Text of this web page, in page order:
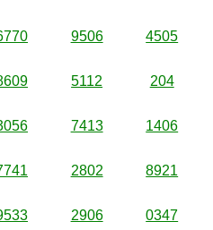
9506 4505
5112 204
7413 1406
2802 8921
2906 0347